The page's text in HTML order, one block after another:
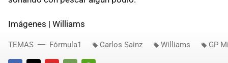
Imágenes | Williams
TEMAS Fórmula1 Carlos Sainz Williams GP